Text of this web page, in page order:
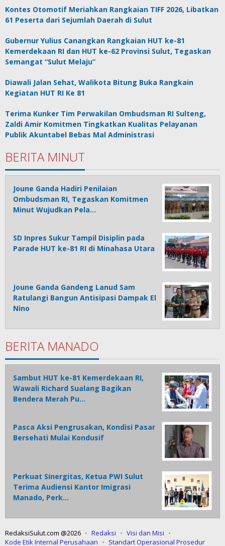
Kontes Otomotif Meriahkan Rangkaian TIFF 2026, Libatkan
61 Peserta dari Sejumlah Daerah di Sulut
Gubernur Yulius Canangkan Rangkaian HUT ke-81
Kemerdekaan RI dan HUT ke-62 Provinsi Sulut, Tegaskan
Semangat “Sulut Melaju”
Diawali Jalan Sehat, Walikota Bitung Buka Rangkain
Kegiatan HUT RI Ke 81
Terima Kunker Tim Perwakilan Ombudsman RI Sulteng,
Zaldi Amir Komitmen Tingkatkan Kualitas Pelayanan
Publik Akuntabel Bebas Mal Administrasi
BERITA MINUT
Joune Ganda Hadiri Penilaian
Ombudsman RI, Tegaskan Komitmen
Minut Wujudkan Pela…
SD Inpres Sukur Tampil Disiplin pada
Parade HUT ke-81 RI di Minahasa Utara
Joune Ganda Gandeng Lanud Sam
Ratulangi Bangun Antisipasi Dampak El
Nino
BERITA MANADO
Sambut HUT ke-81 Kemerdekaan RI,
Wawali Richard Sualang Bagikan
Bendera Merah Pu…
Pasca Aksi Pengrusakan, Kondisi Pasar
Bersehati Mulai Kondusif
Perkuat Sinergitas, Ketua PWI Sulut
Terima Audiensi Kantor Imigrasi
Manado, Perk…
RedaksiSulut.com @2026 Redaksi
Visi dan Misi
Kode Etik Internal Perusahaan
Standart Operasional Prosedur